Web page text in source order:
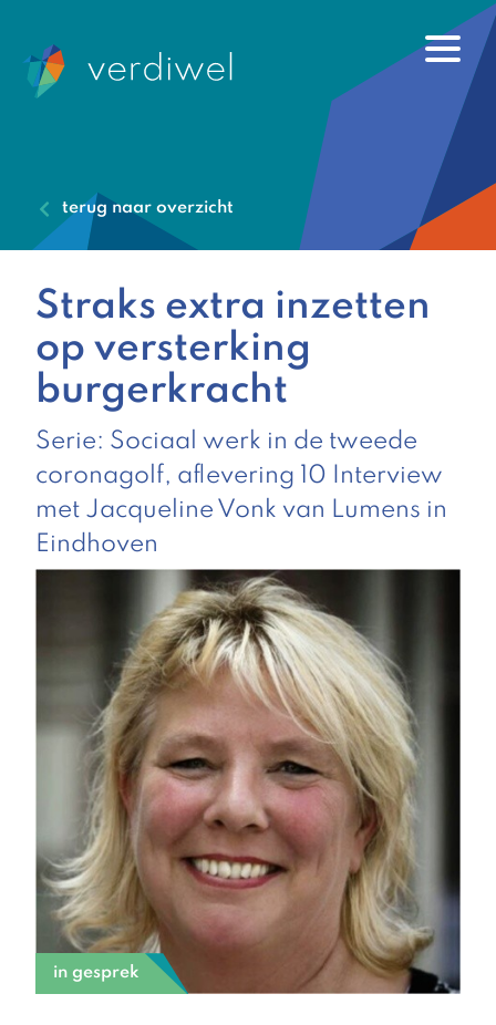
terug naar overzicht
Straks extra inzetten
op versterking
burgerkracht
Serie: Sociaal werk in de tweede
coronagolf, aflevering 10 Interview
met Jacqueline Vonk van Lumens in
Eindhoven
in gesprek